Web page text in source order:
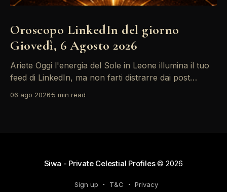
Oroscopo LinkedIn del giorno
Giovedì, 6 Agosto 2026
Ariete Oggi l'energia del Sole in Leone illumina il tuo
feed di LinkedIn, ma non farti distrarre dai post
tuoi desideri professionali! Giove ti spinge verso il
06 ago 2026 5 min read
Siwa - Private Celestial Profiles© 2026
Sign up T&C Privacy